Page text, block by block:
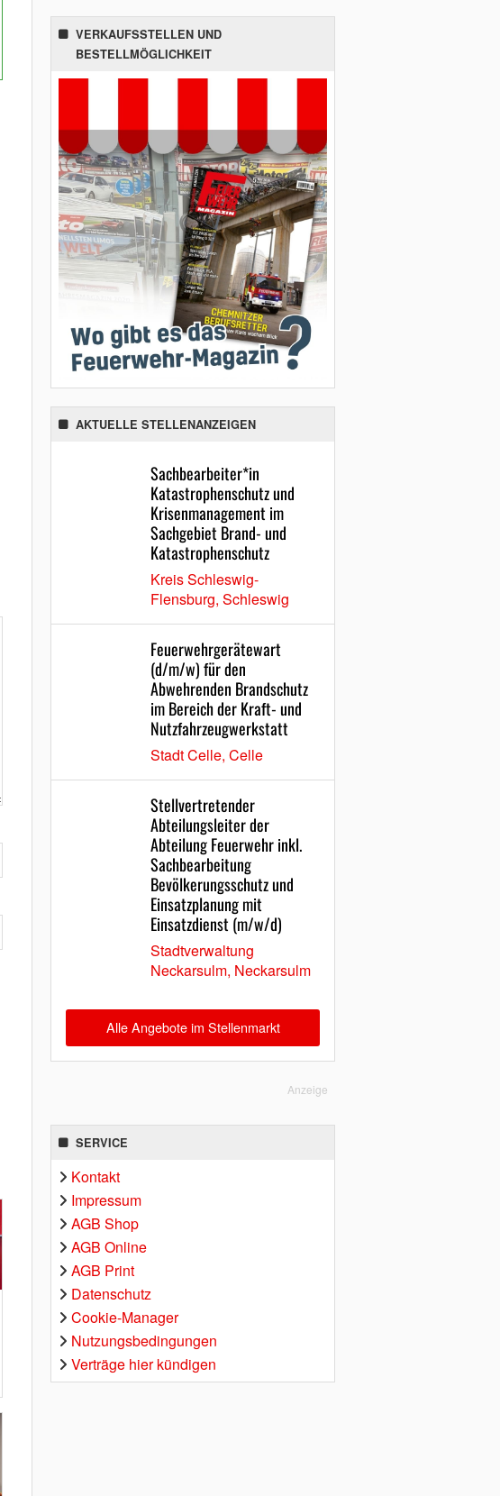
VERKAUFSSTELLEN UND
BESTELLMÖGLICHKEIT
AKTUELLE STELLENANZEIGEN
Sachbearbeiter*in
Katastrophenschutz und
Krisenmanagement im
Sachgebiet Brand- und
Katastrophenschutz
Kreis Schleswig-
Flensburg, Schleswig
Feuerwehrgerätewart
(d/m/w) für den
Abwehrenden Brandschutz
im Bereich der Kraft- und
Nutzfahrzeugwerkstatt
Stadt Celle, Celle
Stellvertretender
Abteilungsleiter der
Abteilung Feuerwehr inkl.
Sachbearbeitung
Bevölkerungsschutz und
Einsatzplanung mit
Einsatzdienst (m/w/d)
Stadtverwaltung
Neckarsulm, Neckarsulm
Alle Angebote im Stellenmarkt
Anzeige
SERVICE
Kontakt
Impressum
AGB Shop
AGB Online
AGB Print
Datenschutz
Cookie-Manager
Nutzungsbedingungen
Verträge hier kündigen